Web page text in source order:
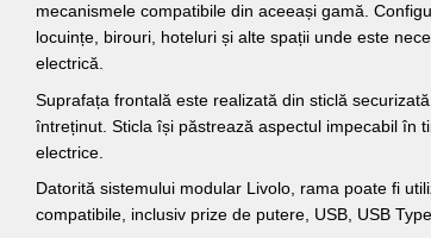
mecanismele compatibile din aceeași gamă.
locuințe, birouri, hoteluri și alte spații unde este
electrică.
Suprafața frontală este realizată din sticlă
întreținut. Sticla își păstrează aspectul impecabil în
electrice.
Datorită sistemului modular Livolo, rama poate fi
compatibile, inclusiv prize de putere, USB, USB